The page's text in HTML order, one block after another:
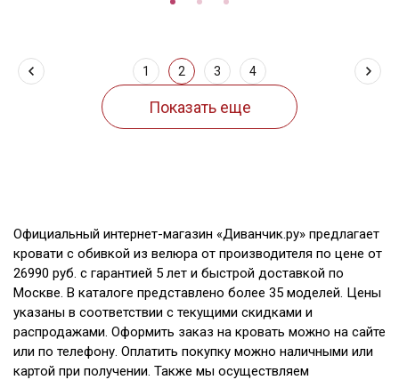
1 2 3 4
Официальный интернет-магазин «Диванчик.ру» предлагает
кровати с обивкой из велюра от производителя по цене от
26990 руб. с гарантией 5 лет и быстрой доставкой по
Москве. В каталоге представлено более 35 моделей. Цены
указаны в соответствии с текущими скидками и
распродажами. Оформить заказ на кровать можно на сайте
или по телефону. Оплатить покупку можно наличными или
картой при получении. Также мы осуществляем